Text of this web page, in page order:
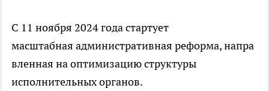
С 11 ноября 2024 года стартует
масштабная административная реформа, напра
вленная на оптимизацию структуры
исполнительных органов.